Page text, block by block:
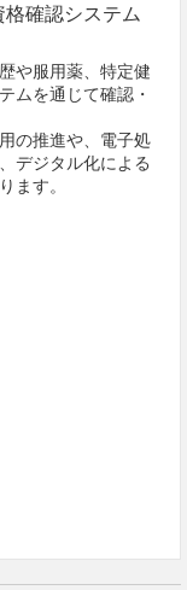
確認システム
や服用薬、特定健
ムを通じて確認・
の推進や、電子処
デジタル化による
ます。